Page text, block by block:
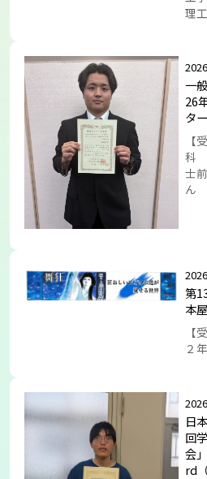
理
一
26
タ
【
科
士
ん
第
本
【
２
日
回
会
rd